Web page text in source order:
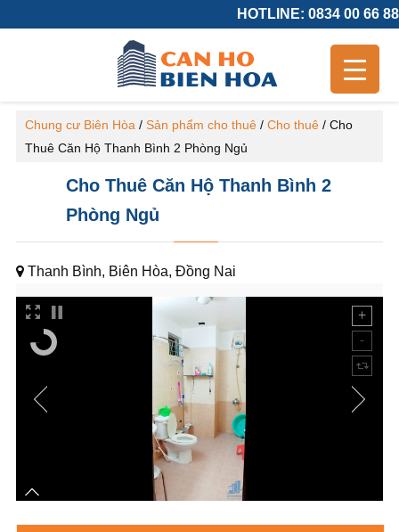
HOTLINE: 0834 00 66 88
Chung cư Biên Hòa / Sản phẩm cho thuê/ Cho thuê/ Cho
Thuê Căn Hộ Thanh Bình 2 Phòng Ngủ
Cho Thuê Căn Hộ Thanh Bình 2
Phòng Ngủ
Thanh Bình, Biên Hòa, Đồng Nai